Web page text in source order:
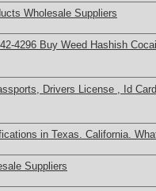
Wholesale Suppliers
4296 Buy Weed Hashish
Drivers License , Id
in Texas. California.
Suppliers